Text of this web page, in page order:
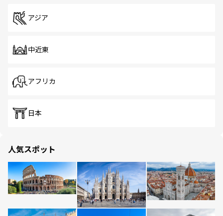
アジア
中近東
アフリカ
日本
人気スポット